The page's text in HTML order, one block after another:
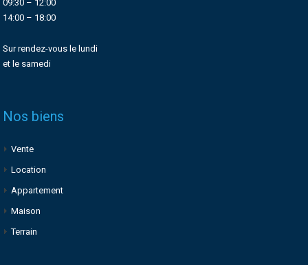
09:30 – 12:00
14:00 – 18:00
Sur rendez-vous le lundi
et le samedi
Nos biens
Vente
Location
Appartement
Maison
Terrain